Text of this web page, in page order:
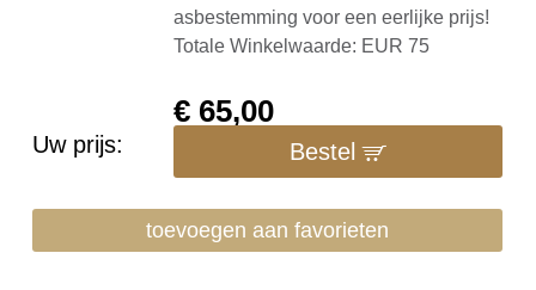
asbestemming voor een eerlijke prijs!
Totale Winkelwaarde: EUR 75
Uw prijs:
€ 65,00
Bestel
toevoegen aan favorieten